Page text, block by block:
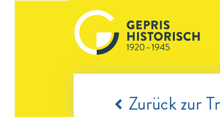
Zurück zur